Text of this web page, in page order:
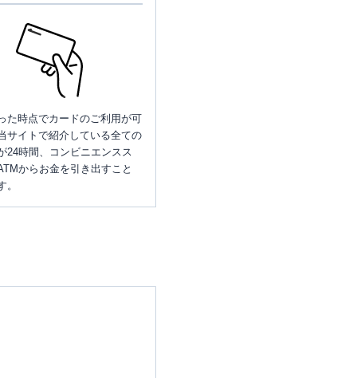
た時点でカードのご利用が可
サイトで紹介している全ての
24時間、コンビニエンスス
からお金を引き出すこと
。